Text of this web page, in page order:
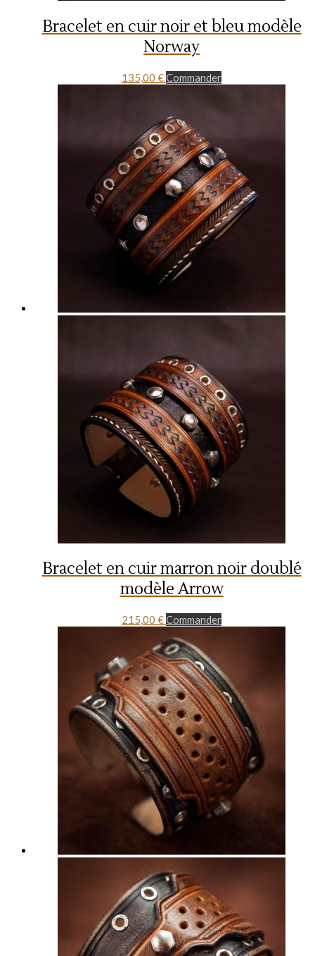
Bracelet en cuir noir et bleu modèle
Norway
135,00 €Commander
Bracelet en cuir marron noir doublé
modèle Arrow
215,00 €Commander